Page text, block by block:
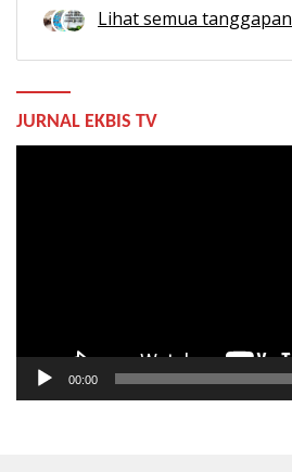
Lihat semua tanggapan
JURNAL EKBIS TV
00:00